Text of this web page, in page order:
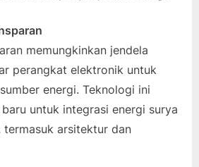
memungkinkan jendela
perangkat elektronik untuk
energi. Teknologi ini
untuk integrasi energi surya
arsitektur dan